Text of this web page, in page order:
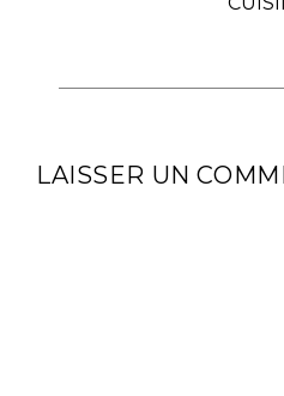
LAISSER UN